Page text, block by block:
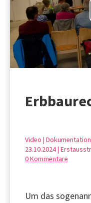
Video |
23.10.2024 |
0 Kommentare
Um das